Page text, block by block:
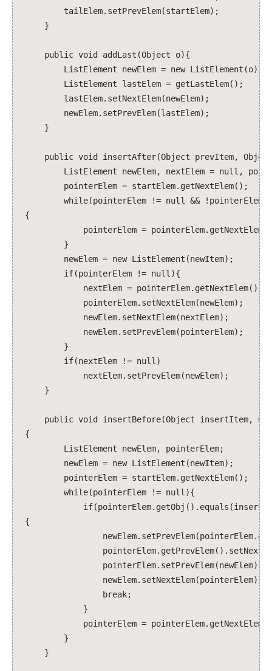
tailElem.setPrevElem(startElem);
}
public void addLast(Object o){
ListElement newElem = new ListElement(o);
ListElement lastElem = getLastElem();
lastElem.setNextElem(newElem);
newElem.setPrevElem(lastElem);
}
public void insertAfter(Object prevItem, Object
ListElement newElem, nextElem = null,
pointerElem = startElem.getNextElem();
while(pointerElem != null &&
{
pointerElem =
}
newElem = new ListElement(newItem);
if(pointerElem != null){
nextElem = pointerElem.getNextElem();
pointerElem.setNextElem(newElem);
newElem.setNextElem(nextElem);
newElem.setPrevElem(pointerElem);
}
if(nextElem != null)
nextElem.setPrevElem(newElem);
}
public void insertBefore(Object insertItem,
{
ListElement newElem, pointerElem;
newElem = new ListElement(newItem);
pointerElem = startElem.getNextElem();
while(pointerElem != null){
{
pointerElem.setPrevElem(newElem);
newElem.setNextElem(pointerElem);
break;
}
pointerElem =
}
}